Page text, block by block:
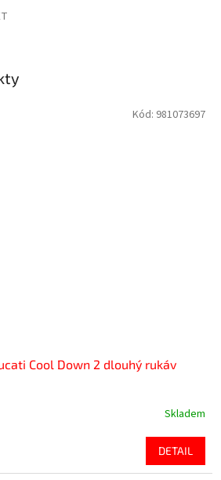
Cool Down 2 dlouhý rukáv
Skladem
DETAIL
Kód: 981073697